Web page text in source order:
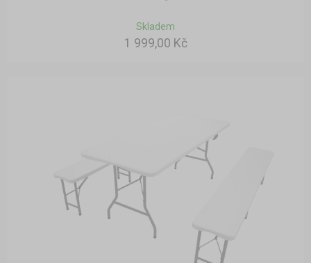
Skladem
1 999,00 Kč